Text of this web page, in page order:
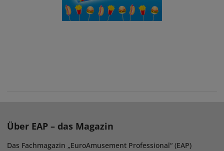
Über EAP – das Magazin
Das Fachmagazin „EuroAmusement Professional“ (EAP)